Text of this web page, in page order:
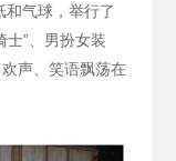
气球，举行了
士”、男扮女装
声、笑语飘荡在